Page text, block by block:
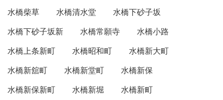
水橋柴草
水橋清水堂
水橋下砂子坂
水橋下砂子坂新
水橋常願寺
水橋小路
水橋上条新町
水橋昭和町
水橋新大町
水橋新舘町
水橋新堂町
水橋新保
水橋新保新町
水橋新堀
水橋新町